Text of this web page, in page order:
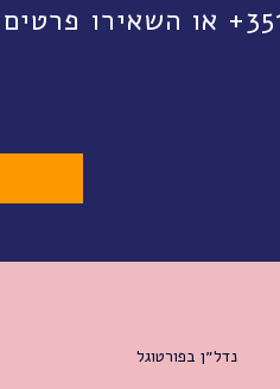
נדל״ן בפורטוגל